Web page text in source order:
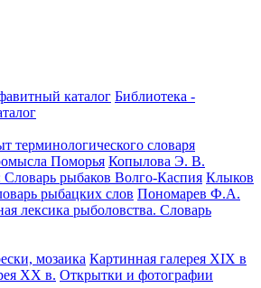
каталог Библиотека -
словаря
Поморья Копылова Э. В.
Словарь рыбаков Волго-Каспия Клыков
рыбацких слов Пономарев Ф.А.
лексика рыболовства. Словарь
мозаика Картинная галерея XIX в
XX в. Открытки и фотографии